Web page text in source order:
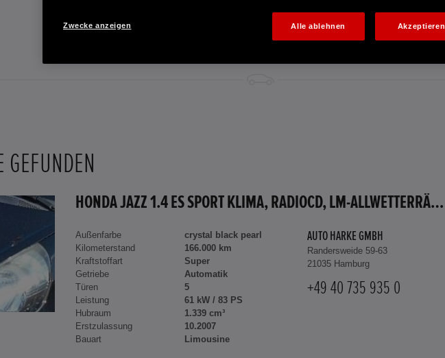
GEFUNDEN
HONDA JAZZ 1.4 ES SPORT KLIMA, RADIOCD, LM-ALLWETTERRÄDER, PRIVACY
Außenfarbe
crystal black pearl
Kilometerstand
166.000 km
Kraftstoffart
Super
Getriebe
Automatik
Türen
5
Leistung
61 kW / 83 PS
Hubraum
1.339 cm³
Erstzulassung
10.2007
Bauart
Limousine
AUTO HARKE GMBH
Randersweide 59-63
21035 Hamburg
+49 40 735 935 0
Zwecke anzeigen Alle ablehnen Akzeptieren